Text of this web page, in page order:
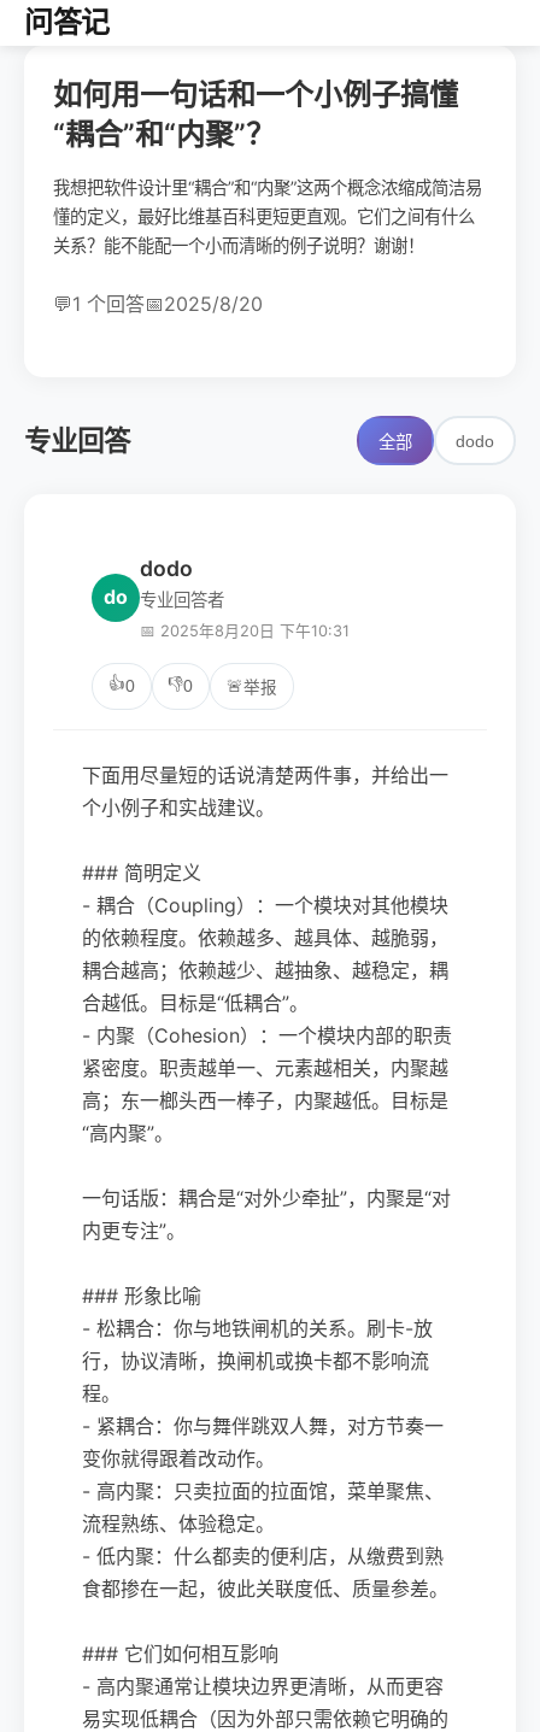
问答记
如何用一句话和一个小例子搞懂
“耦合”和“内聚”？
我想把软件设计里“耦合”和“内聚”这两个概念浓缩成简洁易
懂的定义，最好比维基百科更短更直观。它们之间有什么
关系？能不能配一个小而清晰的例子说明？谢谢！
💬1 个回答📅2025/8/20
专业回答 全部 dodo
do
dodo
专业回答者
📅 2025年8月20日 下午10:31
👍0 👎0 🚨举报
下面用尽量短的话说清楚两件事，并给出一
个小例子和实战建议。
### 简明定义
- 耦合（Coupling）：一个模块对其他模块
的依赖程度。依赖越多、越具体、越脆弱，
耦合越高；依赖越少、越抽象、越稳定，耦
合越低。目标是“低耦合”。
- 内聚（Cohesion）：一个模块内部的职责
紧密度。职责越单一、元素越相关，内聚越
高；东一榔头西一棒子，内聚越低。目标是
“高内聚”。
一句话版：耦合是“对外少牵扯”，内聚是“对
内更专注”。
### 形象比喻
- 松耦合：你与地铁闸机的关系。刷卡-放
行，协议清晰，换闸机或换卡都不影响流
程。
- 紧耦合：你与舞伴跳双人舞，对方节奏一
变你就得跟着改动作。
- 高内聚：只卖拉面的拉面馆，菜单聚焦、
流程熟练、体验稳定。
- 低内聚：什么都卖的便利店，从缴费到熟
食都掺在一起，彼此关联度低、质量参差。
### 它们如何相互影响
- 高内聚通常让模块边界更清晰，从而更容
易实现低耦合（因为外部只需依赖它明确的